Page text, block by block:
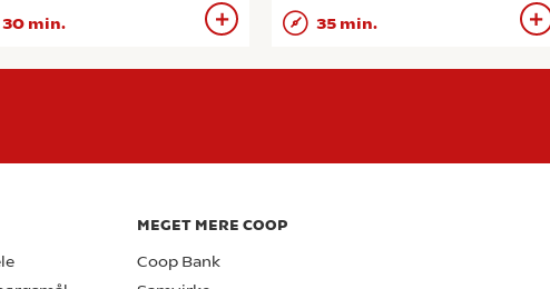
30 min. 35 min.
MEGET MERE COOP
Coop Bank